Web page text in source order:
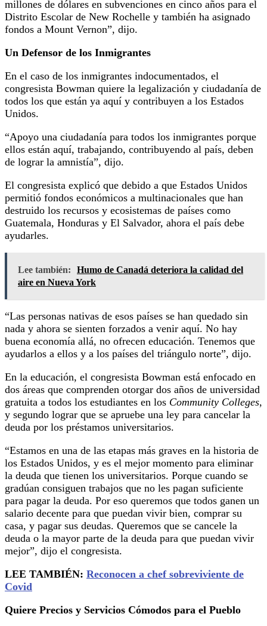
millones de dólares en subvenciones en cinco años para el
Distrito Escolar de New Rochelle y también ha asignado
fondos a Mount Vernon”, dijo.
Un Defensor de los Inmigrantes
En el caso de los inmigrantes indocumentados, el
congresista Bowman quiere la legalización y ciudadanía de
todos los que están ya aquí y contribuyen a los Estados
Unidos.
“Apoyo una ciudadanía para todos los inmigrantes porque
ellos están aquí, trabajando, contribuyendo al país, deben
de lograr la amnistía”, dijo.
El congresista explicó que debido a que Estados Unidos
permitió fondos económicos a multinacionales que han
destruido los recursos y ecosistemas de países como
Guatemala, Honduras y El Salvador, ahora el país debe
ayudarles.
Lee también:
Humo de Canadá deteriora la calidad del
aire en Nueva York
“Las personas nativas de esos países se han quedado sin
nada y ahora se sienten forzados a venir aquí. No hay
buena economía allá, no ofrecen educación. Tenemos que
ayudarlos a ellos y a los países del triángulo norte”, dijo.
En la educación, el congresista Bowman está enfocado en
dos áreas que comprenden otorgar dos años de universidad
gratuita a todos los estudiantes en los Community Colleges,
y segundo lograr que se apruebe una ley para cancelar la
deuda por los préstamos universitarios.
“Estamos en una de las etapas más graves en la historia de
los Estados Unidos, y es el mejor momento para eliminar
la deuda que tienen los universitarios. Porque cuando se
gradúan consiguen trabajos que no les pagan suficiente
para pagar la deuda. Por eso queremos que todos ganen un
salario decente para que puedan vivir bien, comprar su
casa, y pagar sus deudas. Queremos que se cancele la
deuda o la mayor parte de la deuda para que puedan vivir
mejor”, dijo el congresista.
LEE TAMBIÉN: Reconocen a chef sobreviviente de
Covid
Quiere Precios y Servicios Cómodos para el Pueblo